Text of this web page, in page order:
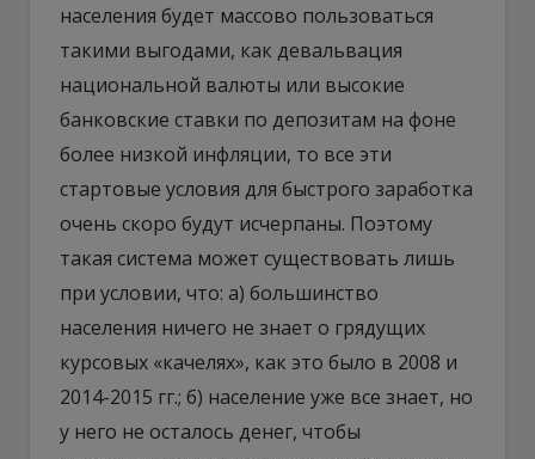
населения будет массово пользоваться
такими выгодами, как девальвация
национальной валюты или высокие
банковские ставки по депозитам на фоне
более низкой инфляции, то все эти
стартовые условия для быстрого заработка
очень скоро будут исчерпаны. Поэтому
такая система может существовать лишь
при условии, что: а) большинство
населения ничего не знает о грядущих
курсовых «качелях», как это было в 2008 и
2014-2015 гг.; б) население уже все знает, но
у него не осталось денег, чтобы